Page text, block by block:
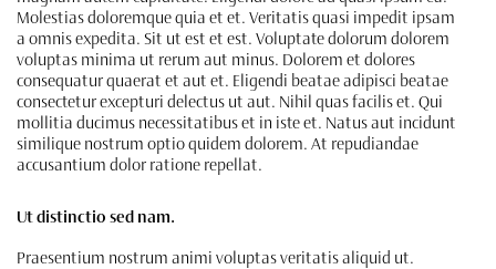
Molestias doloremque quia et et. Veritatis quasi impedit ipsam
a omnis expedita. Sit ut est et est. Voluptate dolorum dolorem
voluptas minima ut rerum aut minus. Dolorem et dolores
consequatur quaerat et aut et. Eligendi beatae adipisci beatae
consectetur excepturi delectus ut aut. Nihil quas facilis et. Qui
mollitia ducimus necessitatibus et in iste et. Natus aut incidunt
similique nostrum optio quidem dolorem. At repudiandae
accusantium dolor ratione repellat.
Ut distinctio sed nam.
Praesentium nostrum animi voluptas veritatis aliquid ut.